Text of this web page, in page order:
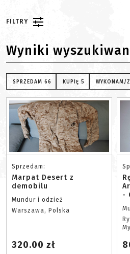
FILTRY
Wyniki
SPRZEDAM 66 KUPIĘ 5 WYKONAM/
Sprzedam:
Marpat Desert z
demobilu
Mundur i odzież
Warszawa, Polska
320.00 zł
-